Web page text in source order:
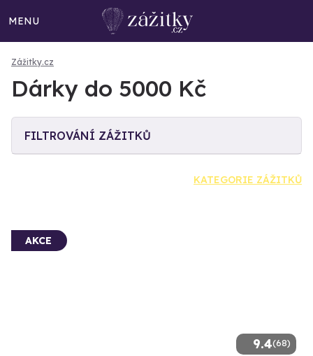
MENU
Zážitky.cz
Dárky do 5000 Kč
FILTROVÁNÍ ZÁŽITKŮ
KATEGORIE ZÁŽITKŮ
9.4(68)
AKCE